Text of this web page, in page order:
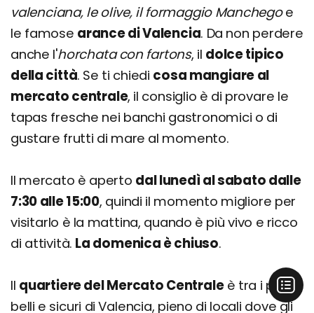
valenciana, le olive, il formaggio Manchegoe
le famose arance di Valencia. Da non perdere
anche l'horchata con fartons, il dolce tipico
della città. Se ti chiedi cosa mangiare al
mercato centrale, il consiglio è di provare le
tapas fresche nei banchi gastronomici o di
gustare frutti di mare al momento.
Il mercato è aperto dal lunedì al sabato dalle
7:30 alle 15:00, quindi il momento migliore per
visitarlo è la mattina, quando è più vivo e ricco
di attività. La domenica è chiuso.
Il quartiere del Mercato Centraleè tra i più
belli e sicuri di Valencia, pieno di locali dove gli